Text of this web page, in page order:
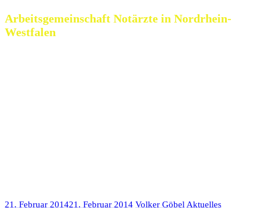
Arbeitsgemeinschaft Notärzte in Nordrhein-
Westfalen
21. Februar 201421. Februar 2014 Volker Göbel Aktuelles